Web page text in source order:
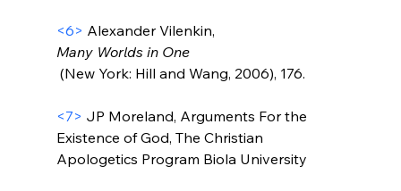
<6> Alexander Vilenkin,
Many Worlds in One
(New York: Hill and Wang, 2006), 176.
<7> JP Moreland, Arguments For the
Existence of God, The Christian
Apologetics Program Biola University